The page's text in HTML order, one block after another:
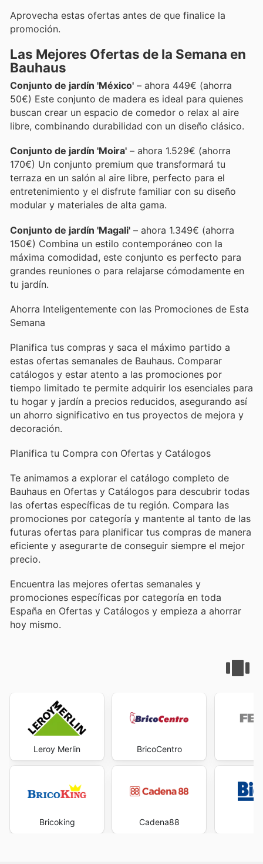
Aprovecha estas ofertas antes de que finalice la
promoción.
Las Mejores Ofertas de la Semana en
Bauhaus
Conjunto de jardín 'México' – ahora 449€ (ahorra
50€) Este conjunto de madera es ideal para quienes
buscan crear un espacio de comedor o relax al aire
libre, combinando durabilidad con un diseño clásico.
Conjunto de jardín 'Moira' – ahora 1.529€ (ahorra
170€) Un conjunto premium que transformará tu
terraza en un salón al aire libre, perfecto para el
entretenimiento y el disfrute familiar con su diseño
modular y materiales de alta gama.
Conjunto de jardín 'Magali' – ahora 1.349€ (ahorra
150€) Combina un estilo contemporáneo con la
máxima comodidad, este conjunto es perfecto para
grandes reuniones o para relajarse cómodamente en
tu jardín.
Ahorra Inteligentemente con las Promociones de Esta
Semana
Planifica tus compras y saca el máximo partido a
estas ofertas semanales de Bauhaus. Comparar
catálogos y estar atento a las promociones por
tiempo limitado te permite adquirir los esenciales para
tu hogar y jardín a precios reducidos, asegurando así
un ahorro significativo en tus proyectos de mejora y
decoración.
Planifica tu Compra con Ofertas y Catálogos
Te animamos a explorar el catálogo completo de
Bauhaus en Ofertas y Catálogos para descubrir todas
las ofertas específicas de tu región. Compara las
promociones por categoría y mantente al tanto de las
futuras ofertas para planificar tus compras de manera
eficiente y asegurarte de conseguir siempre el mejor
precio.
Encuentra las mejores ofertas semanales y
promociones específicas por categoría en toda
España en Ofertas y Catálogos y empieza a ahorrar
hoy mismo.
Leroy Merlin
Bricoking
BricoCentro
Cadena88